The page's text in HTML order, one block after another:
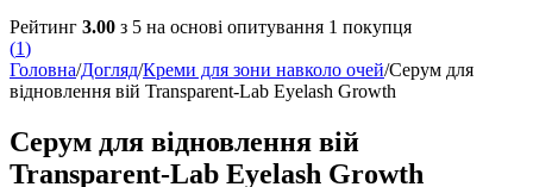
Рейтинг 3.00 з 5 на основі опитування 1 покупця
(1)
Головна/Догляд/Креми для зони навколо очей/Серум для
відновлення вій Transparent-Lab Eyelash Growth
Серум для відновлення вій
Transparent-Lab Eyelash Growth